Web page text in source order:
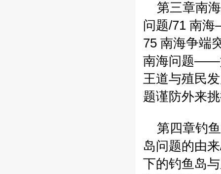
第三章南
问题/71 南海
75 南海争端
南海问题——
王道与殖民
题谨防外来
第四章钓
岛问题的由
下的钓鱼岛